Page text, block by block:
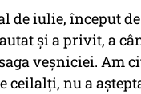
de iulie, început
și a privit, a
veșniciei. Am
ceilalți, nu a